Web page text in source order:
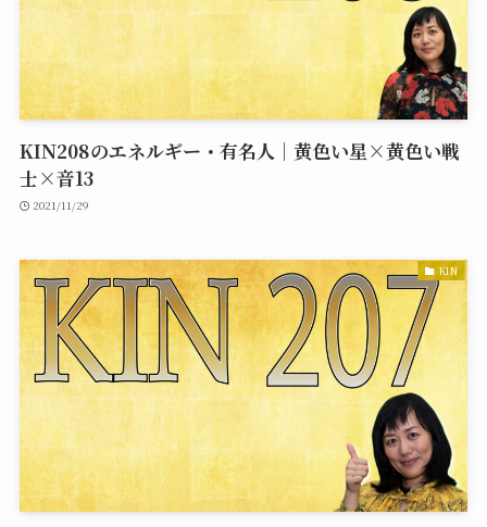
KIN208のエネルギー・有名人｜黄色い星×黄色い戦
士×音13
2021/11/29
KIN